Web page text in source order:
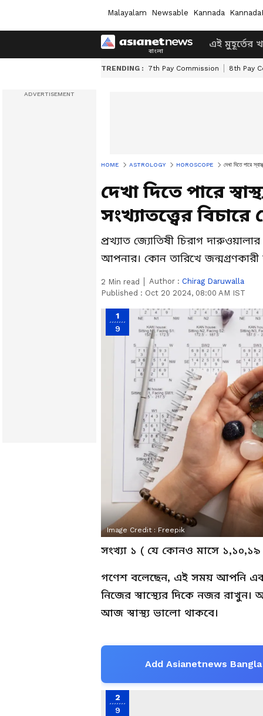
Malayalam Newsable Kannada
এই মুহূর্তের
TRENDING : 7th Pay Commission 8th Pay
HOME ASTROLOGY HOROSCOPE দেখা দিতে পারে
দেখা দিতে পারে
সংখ্যাতত্ত্বের
প্রখ্যাত জ্যোতিষী চিরাগ
আপনার। কোন তারিখে
2 Min read Author : Chirag Daruwalla
Published : Oct 20 2024, 08:00 AM IST
1
9
Image Credit : Freepik
সংখ্যা ১ ( যে কোনও মাসে ১,১০,১৯
গণেশ বলেছেন, এই সময় আপনি
নিজের স্বাস্থ্যের দিকে নজর
আজ স্বাস্থ্য ভালো থাকবে।
Add Asianetnews
2
9